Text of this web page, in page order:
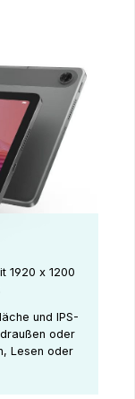
1920 x 1200
und IPS-
oder
Lesen oder